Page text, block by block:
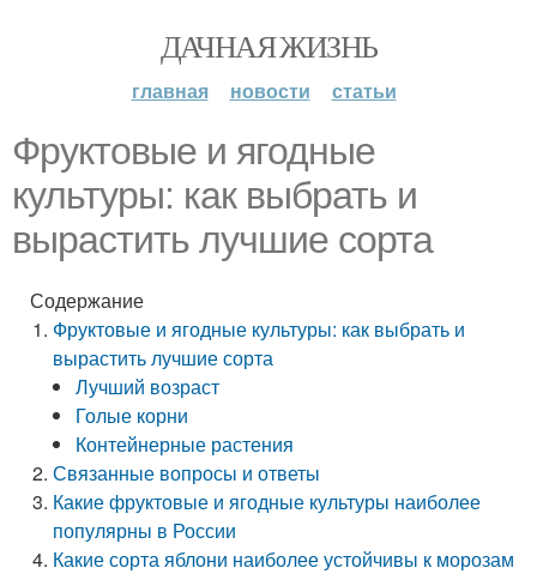
ДАЧНАЯ ЖИЗНЬ
главная новости статьи
Фруктовые и ягодные
культуры: как выбрать и
вырастить лучшие сорта
Содержание
Фруктовые и ягодные культуры: как выбрать и
вырастить лучшие сорта
Лучший возраст
Голые корни
Контейнерные растения
Связанные вопросы и ответы
Какие фруктовые и ягодные культуры наиболее
популярны в России
Какие сорта яблони наиболее устойчивы к морозам